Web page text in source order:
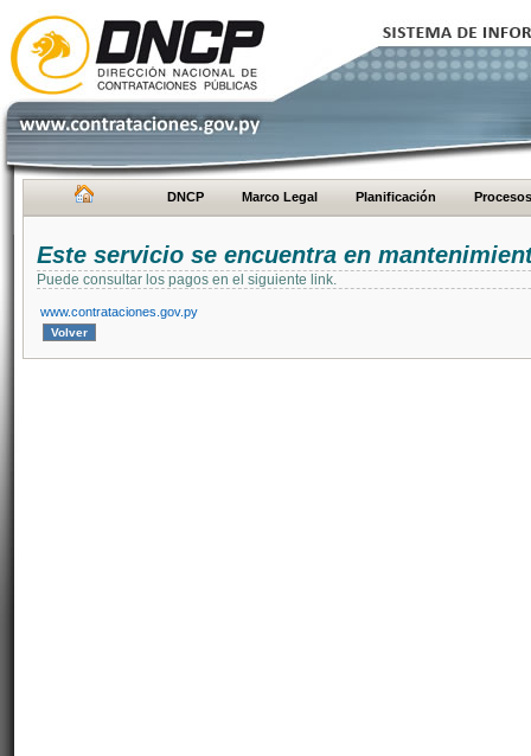
DNCP Marco Legal Planificación Procesos
Este servicio se encuentra en
Puede consultar los pagos en el siguiente link.
www.contrataciones.gov.py